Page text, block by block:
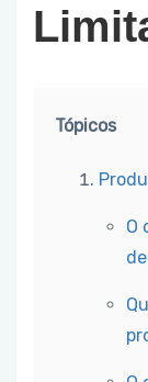
Tópicos
O